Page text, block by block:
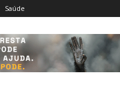
Saúde